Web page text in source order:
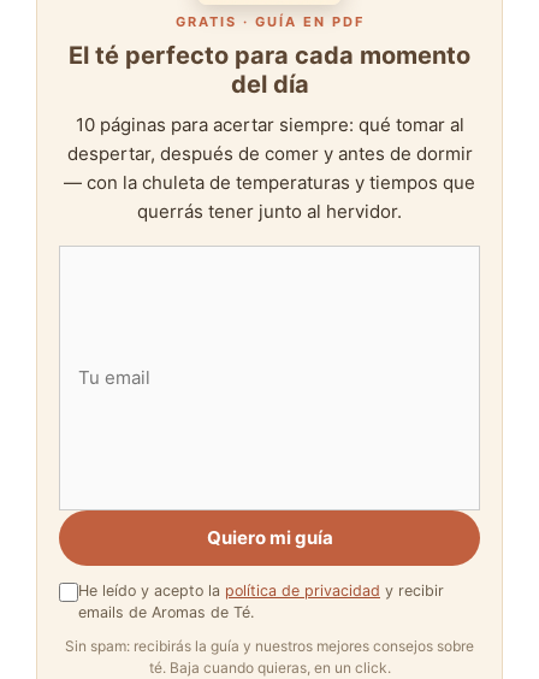
GRATIS · GUÍA EN PDF
El té perfecto para cada momento
del día
10 páginas para acertar siempre: qué tomar al
despertar, después de comer y antes de dormir
— con la chuleta de temperaturas y tiempos que
querrás tener junto al hervidor.
Quiero mi guía
He leído y acepto la política de privacidad y recibir
emails de Aromas de Té.
Sin spam: recibirás la guía y nuestros mejores consejos sobre
té. Baja cuando quieras, en un click.